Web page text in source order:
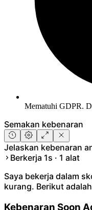
Mematuhi GDPR.
Semakan kebenaran
Jelaskan kebenaran
Berkerja 1s · 1 alat
Saya bekerja dalam
kurang. Berikut
Kebenaran Soon